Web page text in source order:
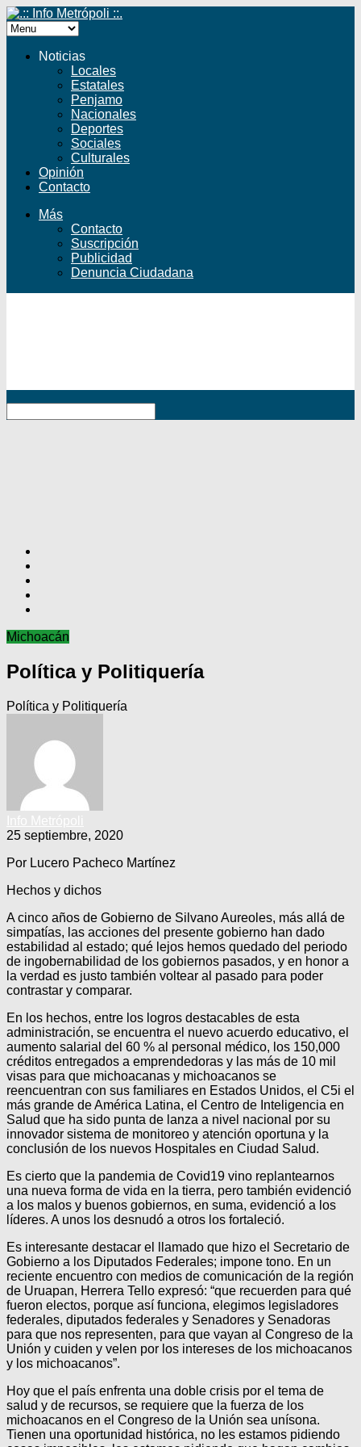
Noticias
Locales
Estatales
Penjamo
Nacionales
Deportes
Sociales
Culturales
Opinión
Contacto
Más
Contacto
Suscripción
Publicidad
Denuncia Ciudadana
Michoacán
Política y Politiquería
Política y Politiquería
25 septiembre, 2020
Por Lucero Pacheco Martínez
Hechos y dichos
A cinco años de Gobierno de Silvano Aureoles, más allá de
simpatías, las acciones del presente gobierno han dado
estabilidad al estado; qué lejos hemos quedado del periodo
de ingobernabilidad de los gobiernos pasados, y en honor a
la verdad es justo también voltear al pasado para poder
contrastar y comparar.
En los hechos, entre los logros destacables de esta
administración, se encuentra el nuevo acuerdo educativo, el
aumento salarial del 60 % al personal médico, los 150,000
créditos entregados a emprendedoras y las más de 10 mil
visas para que michoacanas y michoacanos se
reencuentran con sus familiares en Estados Unidos, el C5i el
más grande de América Latina, el Centro de Inteligencia en
Salud que ha sido punta de lanza a nivel nacional por su
innovador sistema de monitoreo y atención oportuna y la
conclusión de los nuevos Hospitales en Ciudad Salud.
Es cierto que la pandemia de Covid19 vino replantearnos
una nueva forma de vida en la tierra, pero también evidenció
a los malos y buenos gobiernos, en suma, evidenció a los
líderes. A unos los desnudó a otros los fortaleció.
Es interesante destacar el llamado que hizo el Secretario de
Gobierno a los Diputados Federales; impone tono. En un
reciente encuentro con medios de comunicación de la región
de Uruapan, Herrera Tello expresó: “que recuerden para qué
fueron electos, porque así funciona, elegimos legisladores
federales, diputados federales y Senadores y Senadoras
para que nos representen, para que vayan al Congreso de la
Unión y cuiden y velen por los intereses de los michoacanos
y los michoacanos”.
Hoy que el país enfrenta una doble crisis por el tema de
salud y de recursos, se requiere que la fuerza de los
michoacanos en el Congreso de la Unión sea unísona.
Tienen una oportunidad histórica, no les estamos pidiendo